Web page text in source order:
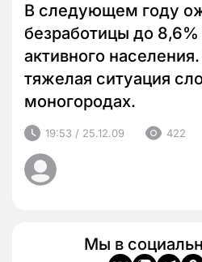
В следующем году
безработицы до
активного
тяжелая ситуация
моногородах.
19:53 / 25.12.09 422
Мы в